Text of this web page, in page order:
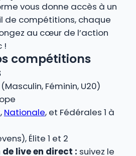
vous donne accès à un
de compétitions, chaque
au cœur de l’action
!
compétitions
(Masculin, Féminin, U20)
, Nationale, et Fédérales 1 à
Élite 1 et 2
live en direct : suivez le